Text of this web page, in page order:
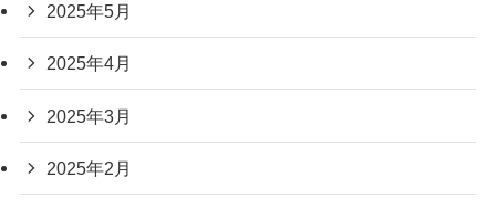
2025年5月
2025年4月
2025年3月
2025年2月